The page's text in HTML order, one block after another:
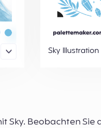
Sky Illustration
Beobachten Sie